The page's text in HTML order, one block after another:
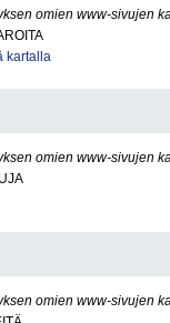
omien www-sivujen
kartalla
omien www-sivujen
omien www-sivujen